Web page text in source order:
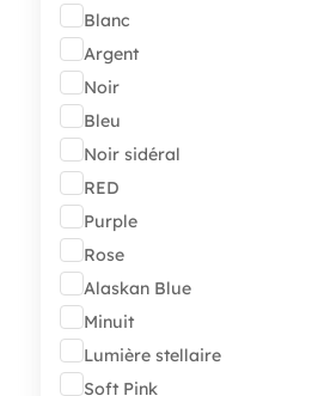
Couleur
Blanc
Argent
Noir
Bleu
Noir sidéral
RED
Purple
Rose
Alaskan Blue
Minuit
Lumière stellaire
Soft Pink